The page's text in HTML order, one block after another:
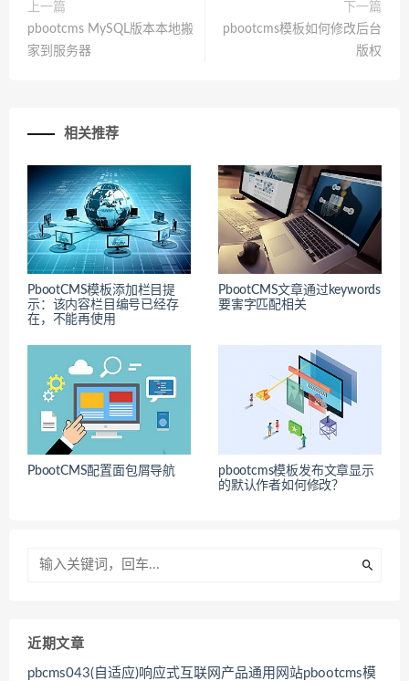
上一篇
pbootcms MySQL版本本地搬
家到服务器
下一篇
pbootcms模板如何修改后台
版权
相关推荐
PbootCMS模板添加栏目提
示：该内容栏目编号已经存
在，不能再使用
PbootCMS文章通过keywords
要害字匹配相关
PbootCMS配置面包屑导航
pbootcms模板发布文章显示
的默认作者如何修改？
近期文章
pbcms043(自适应)响应式互联网产品通用网站pbootcms模